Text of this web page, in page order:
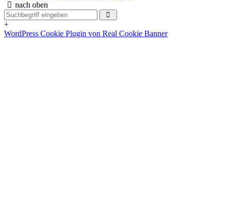
nach oben
+
WordPress Cookie Plugin von Real Cookie Banner